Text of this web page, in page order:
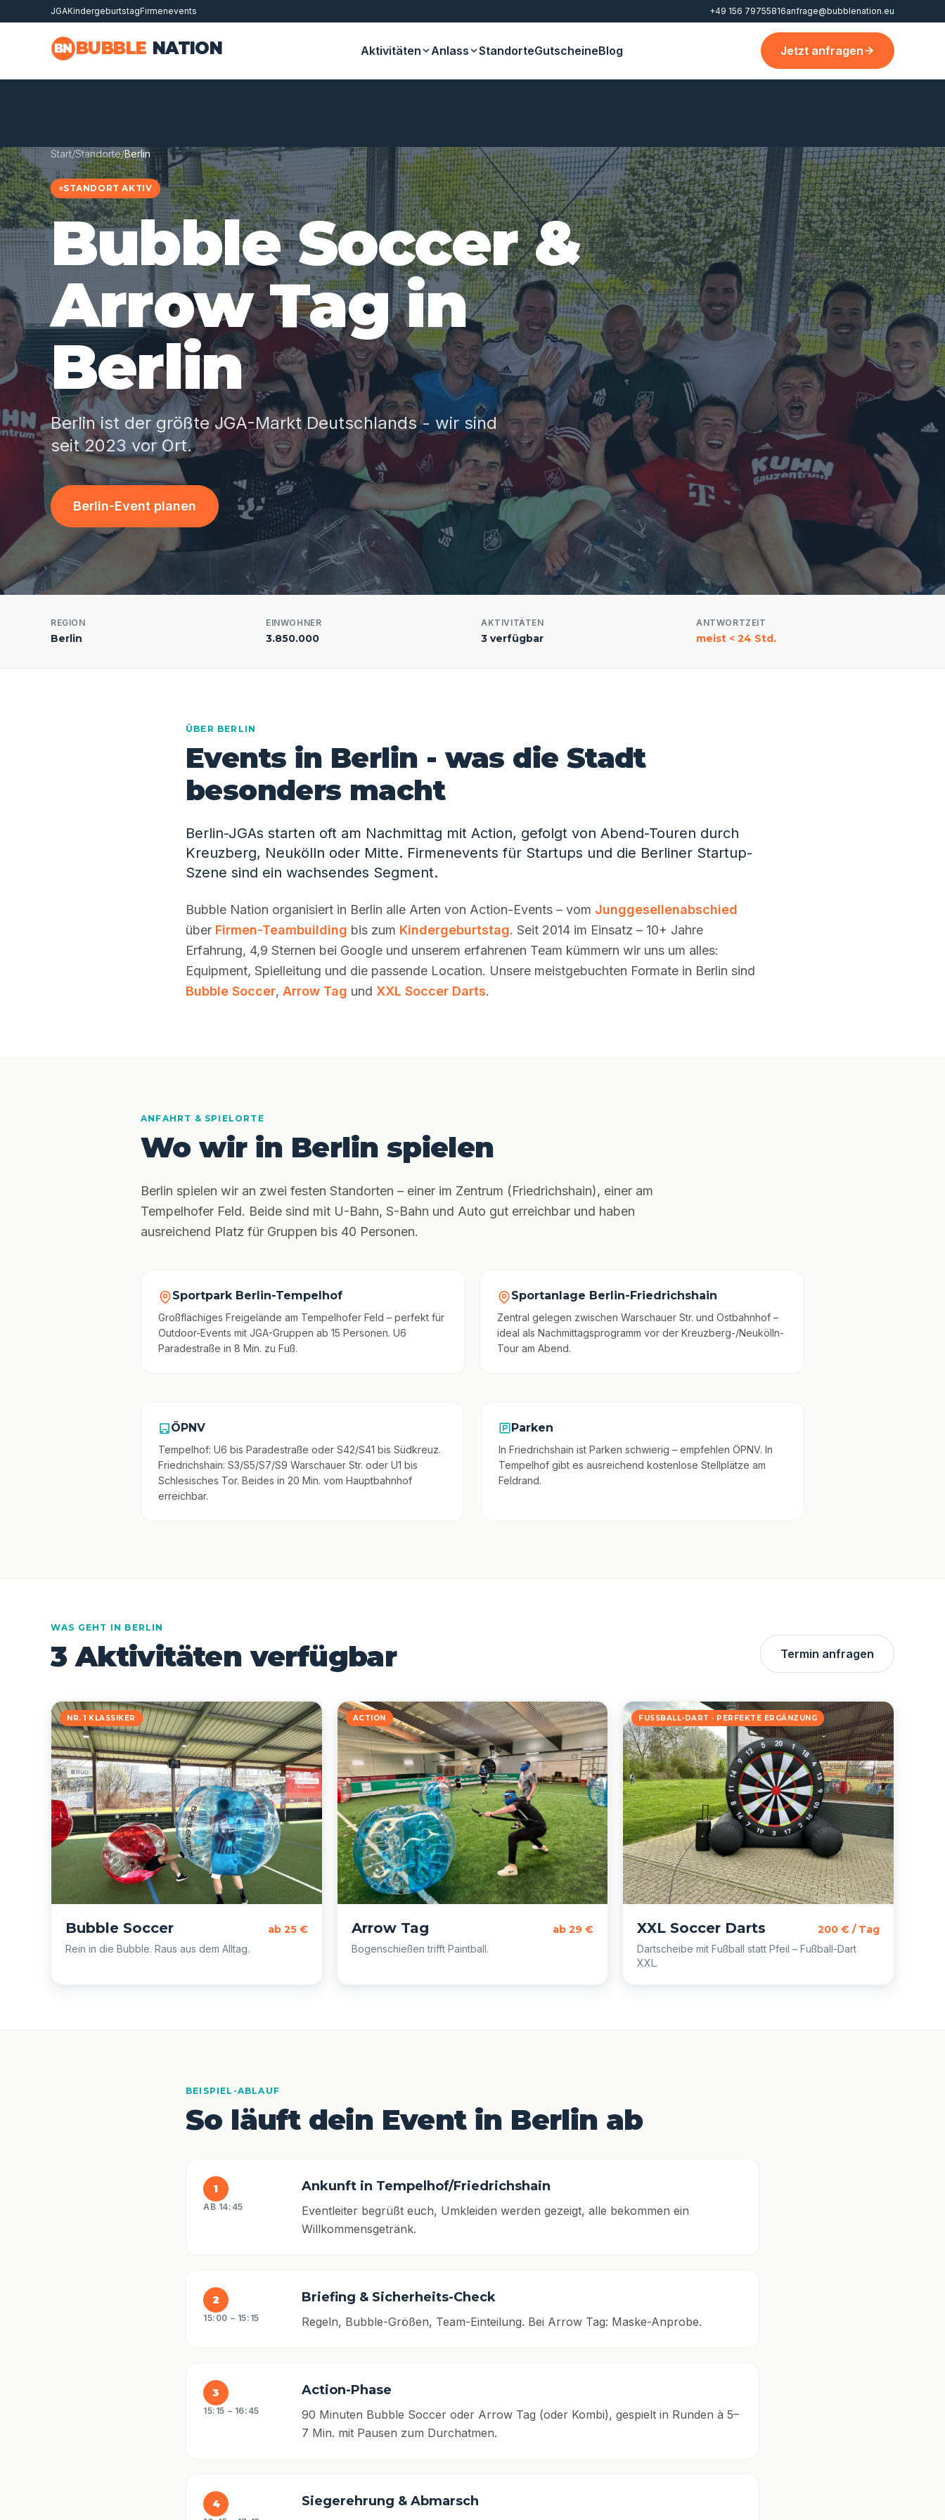
Zum Hauptinhalt springen
JGAKindergeburtstagFirmenevents +49 156 79755816anfrage@bubblenation.eu
BN BUBBLE NATION Aktivitäten Anlass StandorteGutscheineBlog Jetzt anfragen
Start/Standorte/Berlin
STANDORT AKTIV
Bubble Soccer &
Arrow Tag in
Berlin
Berlin ist der größte JGA-Markt Deutschlands - wir sind
seit 2023 vor Ort.
Berlin-Event planen
REGION
Berlin
EINWOHNER
3.850.000
AKTIVITÄTEN
3 verfügbar
ANTWORTZEIT
meist < 24 Std.
ÜBER BERLIN
Events in Berlin - was die Stadt
besonders macht
Berlin-JGAs starten oft am Nachmittag mit Action, gefolgt von Abend-Touren durch
Kreuzberg, Neukölln oder Mitte. Firmenevents für Startups und die Berliner Startup-
Szene sind ein wachsendes Segment.
Bubble Nation organisiert in Berlin alle Arten von Action-Events – vom Junggesellenabschied
über Firmen-Teambuilding bis zum Kindergeburtstag. Seit 2014 im Einsatz – 10+ Jahre
Erfahrung, 4,9 Sternen bei Google und unserem erfahrenen Team kümmern wir uns um alles:
Equipment, Spielleitung und die passende Location. Unsere meistgebuchten Formate in Berlin sind
Bubble Soccer, Arrow Tag und XXL Soccer Darts.
ANFAHRT & SPIELORTE
Wo wir in Berlin spielen
Berlin spielen wir an zwei festen Standorten – einer im Zentrum (Friedrichshain), einer am
Tempelhofer Feld. Beide sind mit U-Bahn, S-Bahn und Auto gut erreichbar und haben
ausreichend Platz für Gruppen bis 40 Personen.
Sportpark Berlin-Tempelhof
Großflächiges Freigelände am Tempelhofer Feld – perfekt für
Outdoor-Events mit JGA-Gruppen ab 15 Personen. U6
Paradestraße in 8 Min. zu Fuß.
Sportanlage Berlin-Friedrichshain
Zentral gelegen zwischen Warschauer Str. und Ostbahnhof –
ideal als Nachmittagsprogramm vor der Kreuzberg-/Neukölln-
Tour am Abend.
ÖPNV
Tempelhof: U6 bis Paradestraße oder S42/S41 bis Südkreuz.
Friedrichshain: S3/S5/S7/S9 Warschauer Str. oder U1 bis
Schlesisches Tor. Beides in 20 Min. vom Hauptbahnhof
erreichbar.
Parken
In Friedrichshain ist Parken schwierig – empfehlen ÖPNV. In
Tempelhof gibt es ausreichend kostenlose Stellplätze am
Feldrand.
WAS GEHT IN BERLIN
3 Aktivitäten verfügbar Termin anfragen
NR. 1 KLASSIKER
Bubble Soccer ab 25 €
Rein in die Bubble. Raus aus dem Alltag.
ACTION
Arrow Tag ab 29 €
Bogenschießen trifft Paintball.
FUSSBALL-DART · PERFEKTE ERGÄNZUNG
XXL Soccer Darts 200 € / Tag
Dartscheibe mit Fußball statt Pfeil – Fußball-Dart
XXL.
BEISPIEL-ABLAUF
So läuft dein Event in Berlin ab
1
AB 14:45
Ankunft in Tempelhof/Friedrichshain
Eventleiter begrüßt euch, Umkleiden werden gezeigt, alle bekommen ein
Willkommensgetränk.
2
15:00 – 15:15
Briefing & Sicherheits-Check
Regeln, Bubble-Größen, Team-Einteilung. Bei Arrow Tag: Maske-Anprobe.
3
15:15 – 16:45
Action-Phase
90 Minuten Bubble Soccer oder Arrow Tag (oder Kombi), gespielt in Runden à 5–
7 Min. mit Pausen zum Durchatmen.
4 Siegerehrung & Abmarsch